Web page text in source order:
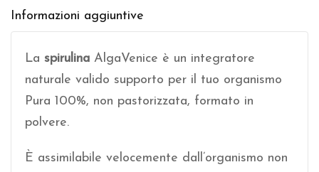
Informazioni aggiuntive
La spirulina AlgaVenice è un integratore
naturale valido supporto per il tuo organismo
Pura 100%, non pastorizzata, formato in
polvere.
È assimilabile velocemente dall’organismo non